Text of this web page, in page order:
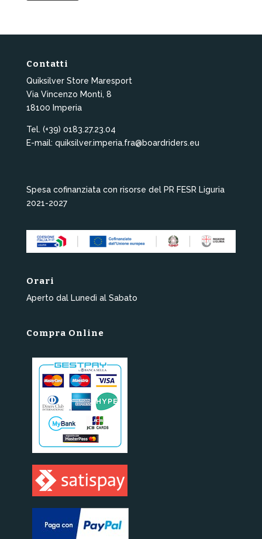
Contatti
Quiksilver Store Maresport
Via Vincenzo Monti, 8
18100 Imperia
Tel. (+39) 0183.27.23.04
E-mail: quiksilver.imperia.fra@boardriders.eu
Spesa cofinanziata con risorse del PR FESR Liguria
2021-2027
Orari
Aperto dal Lunedì al Sabato
Compra Online